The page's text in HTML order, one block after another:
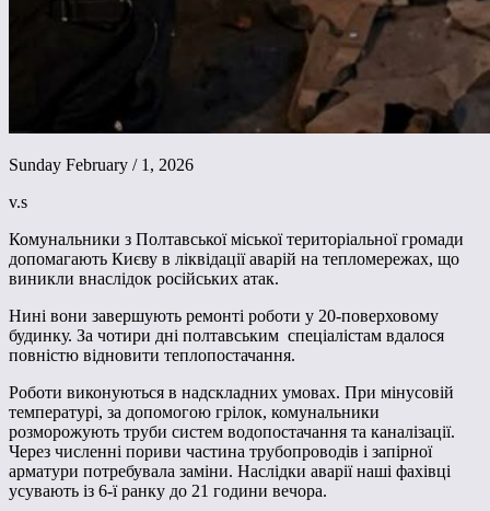
Sunday February / 1, 2026
v.s
Комунальники з Полтавської міської територіальної громади
допомагають Києву в ліквідації аварій на тепломережах, що
виникли внаслідок російських атак.
Нині вони завершують ремонті роботи у 20-поверховому
будинку. За чотири дні полтавським спеціалістам вдалося
повністю відновити теплопостачання.
Роботи виконуються в надскладних умовах. При мінусовій
температурі, за допомогою грілок, комунальники
розморожують труби систем водопостачання та каналізації.
Через численні пориви частина трубопроводів і запірної
арматури потребувала заміни. Наслідки аварії наші фахівці
усувають із 6-ї ранку до 21 години вечора.